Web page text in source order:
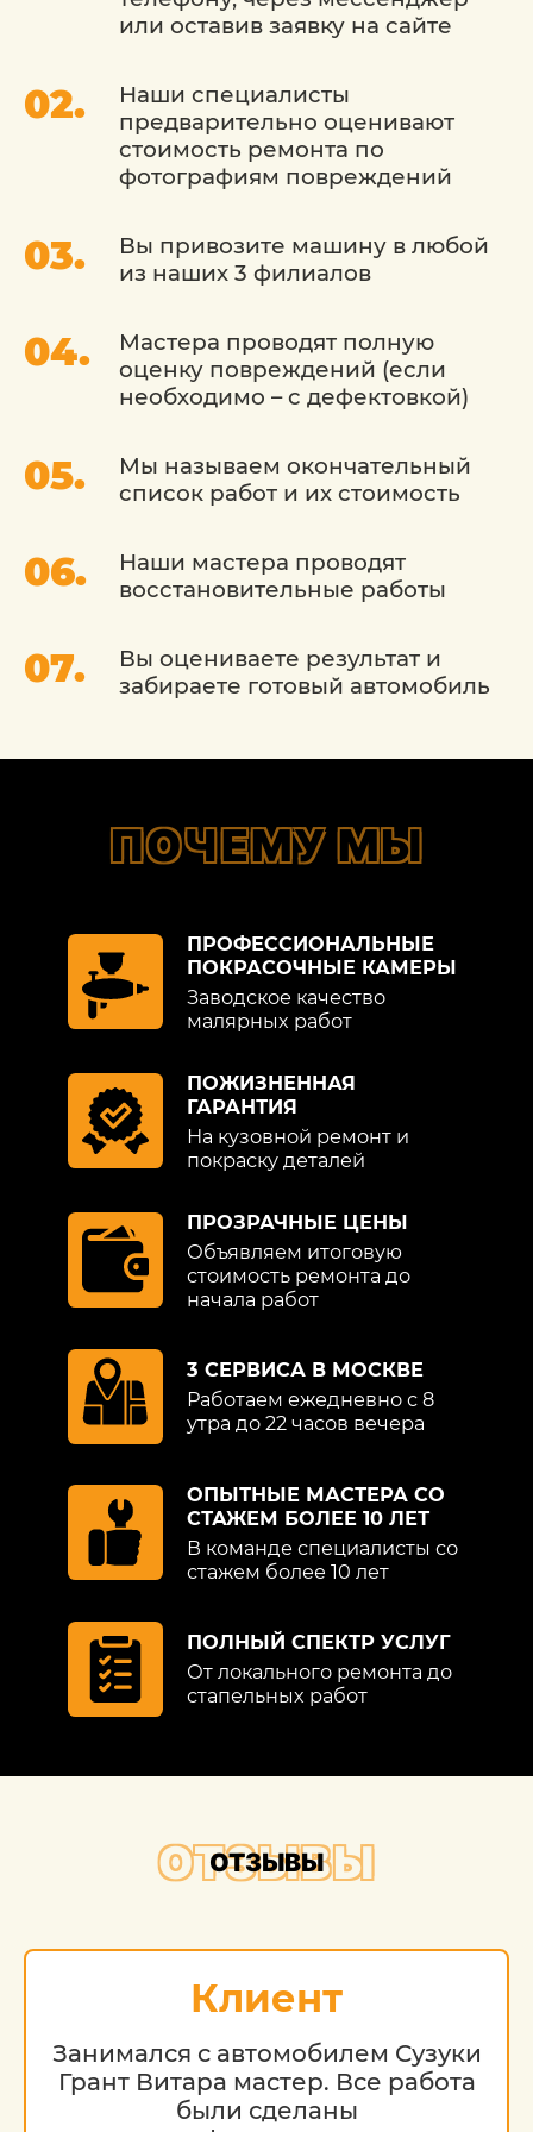
многолетний опыт в ремонте и
используют передовые методы.
Использование оригинальных деталей: Мы
гарантируем использование оригинальных
запасных деталей, чтобы восстановить ваш
Современное оборудование: Мы
оборудованы последними технологиями и
проводить точные и качественные кузовные
работы.
Гарантия качества: Мы уверены в качестве
Сервис «Детейлингофъ» - это место, где
идеального состояния. Мы стремимся
сохранить его внешний вид и ценность,
вождением без каких-либо забот о
внешнем виде вашего автомобиля.
или оставив заявку на сайте
Наши специалисты
предварительно оценивают
стоимость ремонта по
фотографиям повреждений
Вы привозите машину в любой
из наших 3 филиалов
Мастера проводят полную
оценку повреждений (если
необходимо – с дефектовкой)
Мы называем окончательный
список работ и их стоимость
Наши мастера проводят
восстановительные работы
Вы оцениваете результат и
забираете готовый автомобиль
ПОЧЕМУ МЫ
ПРОФЕССИОНАЛЬНЫЕ
ПОКРАСОЧНЫЕ КАМЕРЫ
Заводское качество
малярных работ
ПОЖИЗНЕННАЯ
ГАРАНТИЯ
На кузовной ремонт и
покраску деталей
ПРОЗРАЧНЫЕ ЦЕНЫ
Объявляем итоговую
стоимость ремонта до
начала работ
3 СЕРВИСА В МОСКВЕ
Работаем ежедневно с 8
утра до 22 часов вечера
ОПЫТНЫЕ МАСТЕРА СО
СТАЖЕМ БОЛЕЕ 10 ЛЕТ
В команде специалисты со
стажем более 10 лет
ПОЛНЫЙ СПЕКТР УСЛУГ
От локального ремонта до
стапельных работ
ОТЗЫВЫ
ОТЗЫВЫ
Клиент
Занимался с автомобилем Сузуки
Грант Витара мастер. Все работа
были сделаны